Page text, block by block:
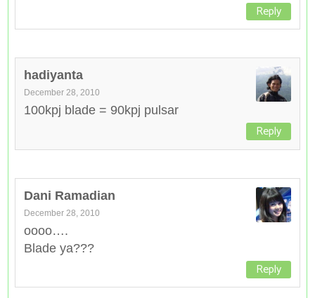
Reply
hadiyanta
December 28, 2010
100kpj blade = 90kpj pulsar
Reply
Dani Ramadian
December 28, 2010
oooo….
Blade ya???
Reply